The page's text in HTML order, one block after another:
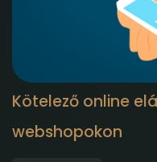
Kötelező online
webshopokon